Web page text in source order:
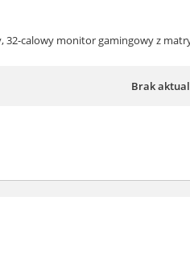
32-calowy monitor gamingowy z
Brak